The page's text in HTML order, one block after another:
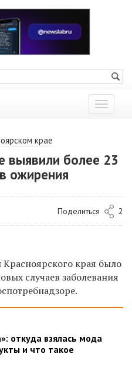
Показать
меню
крае
выявили более 23
ожирения
Поделиться 2
края было
случаев заболевания
откуда взялась мода
и что такое